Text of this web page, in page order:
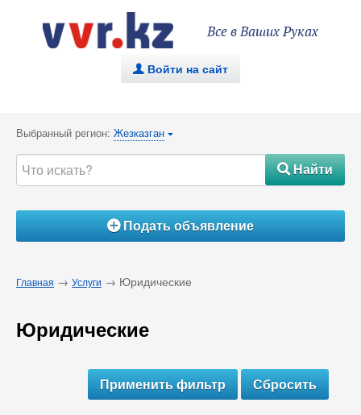
Все в Ваших Руках
. Войти на сайт
Выбранный регион: Жезказган {
#Найти
ÁПодать объявление
Главная → Услуги → Юридические
Юридические